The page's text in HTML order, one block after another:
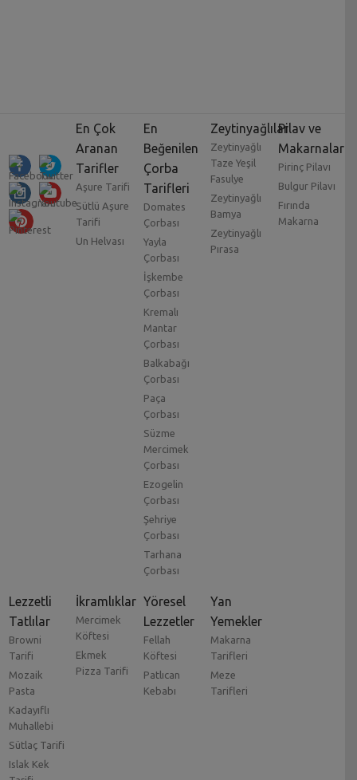
En Çok
Aranan
Tarifler
Aşure Tarifi
Sütlü Aşure
Tarifi
Un Helvası
En
Beğenilen
Çorba
Tarifleri
Domates
Çorbası
Yayla
Çorbası
İşkembe
Çorbası
Kremalı
Mantar
Çorbası
Balkabağı
Çorbası
Paça
Çorbası
Süzme
Mercimek
Çorbası
Ezogelin
Çorbası
Şehriye
Çorbası
Tarhana
Çorbası
Zeytinyağlılar
Zeytinyağlı
Taze Yeşil
Fasulye
Zeytinyağlı
Bamya
Zeytinyağlı
Pırasa
Pilav ve
Makarnalar
Pirinç Pilavı
Bulgur Pilavı
Fırında
Makarna
Lezzetli
Tatlılar
Browni
Tarifi
Mozaik
Pasta
Kadayıflı
Muhallebi
Sütlaç Tarifi
Islak Kek
İkramlıklar
Mercimek
Köftesi
Ekmek
Pizza Tarifi
Yöresel
Lezzetler
Fellah
Köftesi
Patlıcan
Kebabı
Yan
Yemekler
Makarna
Tarifleri
Meze
Tarifleri